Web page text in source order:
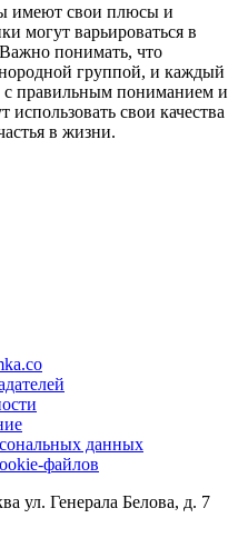
имеют свои плюсы и
могут варьироваться в
понимать, что
группой, и каждый
с правильным пониманием и
свои качества
в жизни.
данных
файлов
ул. Генерала Белова, д. 7